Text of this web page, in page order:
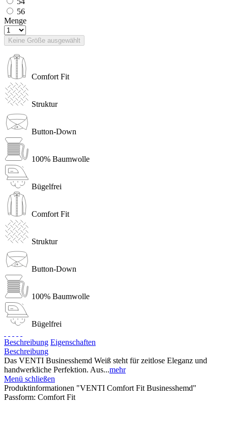
56
Menge
Keine Größe ausgewählt
Comfort Fit
Struktur
Button-Down
100% Baumwolle
Bügelfrei
Comfort Fit
Struktur
Button-Down
100% Baumwolle
Bügelfrei
Beschreibung Eigenschaften
Beschreibung
Das VENTI Businesshemd Weiß steht für zeitlose Eleganz und
handwerkliche Perfektion. Aus...mehr
Menü schließen
Produktinformationen "VENTI Comfort Fit Businesshemd"
Passform: Comfort Fit